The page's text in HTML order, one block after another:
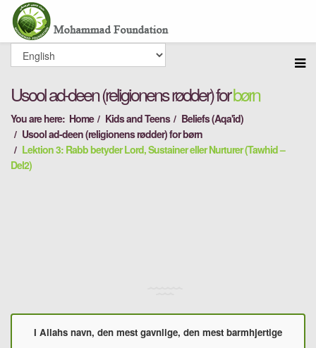
Usool ad-deen (religionens rødder) forbørn
You are here: Home Kids and Teens
Beliefs (Aqa'id)
Usool ad-deen (religionens rødder) for børn
Lektion 3: Rabb betyder Lord, Sustainer eller Nurturer (Tawhid –
Del2)
I Allahs navn, den mest gavnlige, den mest barmhjertige